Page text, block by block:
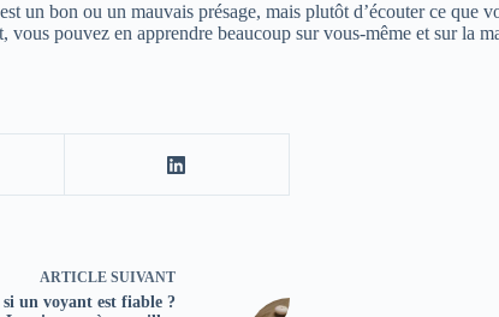
un bon ou un mauvais présage, mais plutôt d’écouter ce que
pouvez en apprendre beaucoup sur vous-même et sur la
ARTICLE SUIVANT
un voyant est fiable ?